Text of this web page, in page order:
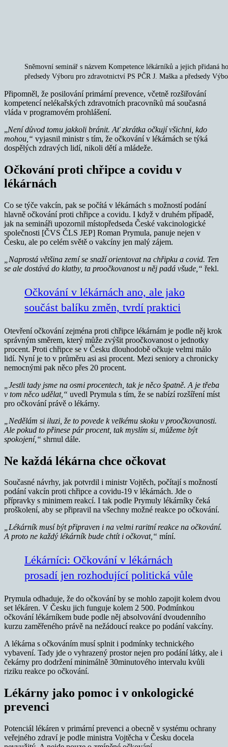
Sněmovní seminář s názvem Kompetence lékárníků a jejich přidaná
předsedy Výboru pro zdravotnictví PS PČR J. Maška a předsedy
Připomněl, že posilování primární prevence, včetně rozšiřování
kompetencí nelékařských zdravotních pracovníků má současná
vláda v programovém prohlášení.
„Není důvod tomu jakkoli bránit. Ať zkrátka očkují všichni, kdo
mohou,“ vyjasnil ministr s tím, že očkování v lékárnách se týká
dospělých zdravých lidí, nikoli dětí a mládeže.
Očkování proti chřipce a covidu v
lékárnách
Co se týče vakcín, pak se počítá v lékárnách s možností podání
hlavně očkování proti chřipce a covidu. I když v druhém případě,
jak na semináři upozornil místopředseda České vakcinologické
společnosti [ČVS ČLS JEP] Roman Prymula, panuje nejen v
Česku, ale po celém světě o vakcíny jen malý zájem.
„Naprostá většina zemí se snaží orientovat na chřipku a covid. Ten
se ale dostává do klatby, ta proočkovanost u něj padá všude,“ řekl.
Očkování v lékárnách ano, ale jako
součást balíku změn, tvrdí praktici
Otevření očkování zejména proti chřipce lékárnám je podle něj krok
správným směrem, který může zvýšit proočkovanost o jednotky
procent. Proti chřipce se v Česku dlouhodobě očkuje velmi málo
lidí. Nyní je to v průměru asi asi procent. Mezi seniory a chronicky
nemocnými pak něco přes 20 procent.
„Jestli tady jsme na osmi procentech, tak je něco špatně. A je třeba
v tom něco udělat,“ uvedl Prymula s tím, že se nabízí rozšíření míst
pro očkování právě o lékárny.
„Nedělám si iluzi, že to povede k velkému skoku v proočkovanosti.
Ale pokud to přinese pár procent, tak myslím si, můžeme být
spokojení,“ shrnul dále.
Ne každá lékárna chce očkovat
Současné návrhy, jak potvrdil i ministr Vojtěch, počítají s možností
podání vakcín proti chřipce a covidu-19 v lékárnách. Jde o
přípravky s minimem reakcí. I tak podle Prymuly lékárníky čeká
proškolení, aby se připravil na všechny možné reakce po očkování.
„Lékárník musí být připraven i na velmi raritní reakce na očkování.
A proto ne každý lékárník bude chtít i očkovat,“ míní.
Lékárníci: Očkování v lékárnách
prosadí jen rozhodující politická vůle
Prymula odhaduje, že do očkování by se mohlo zapojit kolem dvou
set lékáren. V Česku jich funguje kolem 2 500. Podmínkou
očkování lékárníkem bude podle něj absolvování dvoudenního
kurzu zaměřeného právě na nežádoucí reakce po podání vakcíny.
A lékárna s očkováním musí splnit i podmínky technického
vybavení. Tady jde o vyhrazený prostor nejen pro podání látky, ale i
čekárny pro dodržení minimálně 30minutového intervalu kvůli
riziku reakce po očkování.
Lékárny jako pomoc i v onkologické
prevenci
Potenciál lékáren v primární prevenci a obecně v systému ochrany
veřejného zdraví je podle ministra Vojtěcha v Česku docela